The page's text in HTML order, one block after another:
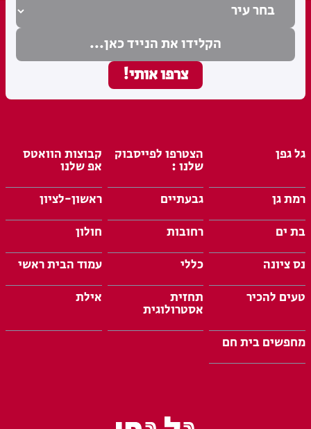
גל גפן הצטרפו לפייסבוק
שלנו :
קבוצות הוואטס
אפ שלנו
רמת גן
גבעתיים
ראשון-לציון
בת ים
רחובות
חולון
נס ציונה
כללי
עמוד הבית ראשי
טעים להכיר
תחזית
אסטרולוגית
אילת
מחפשים בית חם